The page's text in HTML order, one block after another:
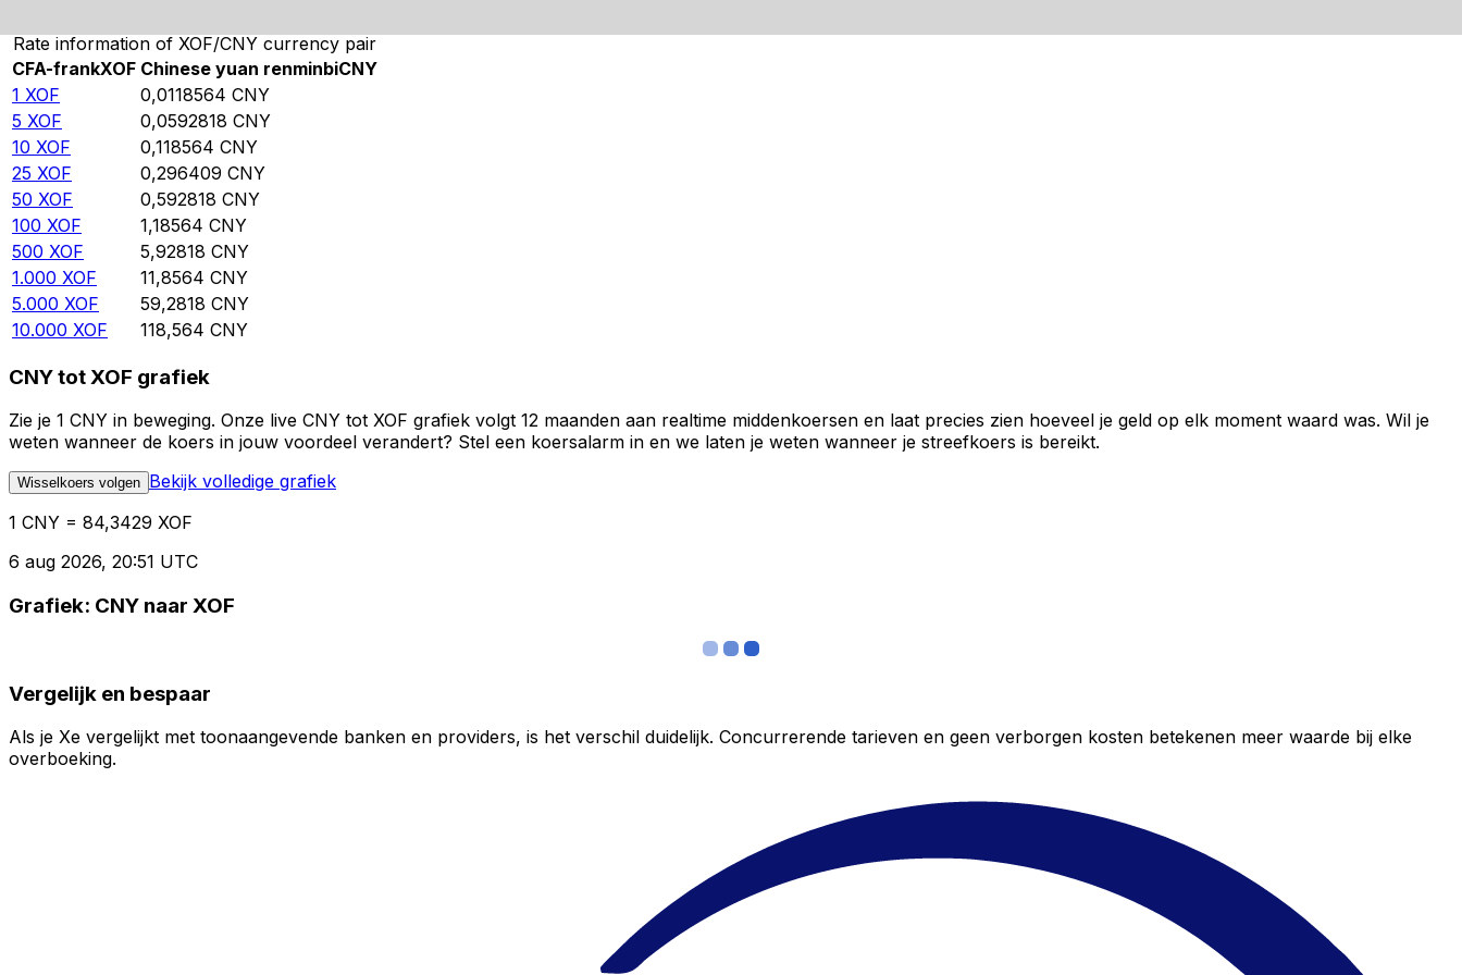
Rate information of XOF/CNY currency pair
CFA-frankXOF Chinese yuan renminbiCNY
1 XOF 0,0118564 CNY
5 XOF 0,0592818 CNY
10 XOF 0,118564 CNY
25 XOF 0,296409 CNY
50 XOF 0,592818 CNY
100 XOF 1,18564 CNY
500 XOF 5,92818 CNY
1.000 XOF 11,8564 CNY
5.000 XOF 59,2818 CNY
10.000 XOF 118,564 CNY
CNY tot XOF grafiek
Zie je 1 CNY in beweging. Onze live CNY tot XOF grafiek volgt 12 maanden aan realtime middenkoersen en laat precies zien hoeveel je geld op elk moment waard was. Wil je
weten wanneer de koers in jouw voordeel verandert? Stel een koersalarm in en we laten je weten wanneer je streefkoers is bereikt.
Wisselkoers volgen Bekijk volledige grafiek
1 CNY = 84,3429 XOF
6 aug 2026, 20:51 UTC
Grafiek: CNY naar XOF
Vergelijk en bespaar
Als je Xe vergelijkt met toonaangevende banken en providers, is het verschil duidelijk. Concurrerende tarieven en geen verborgen kosten betekenen meer waarde bij elke
overboeking.